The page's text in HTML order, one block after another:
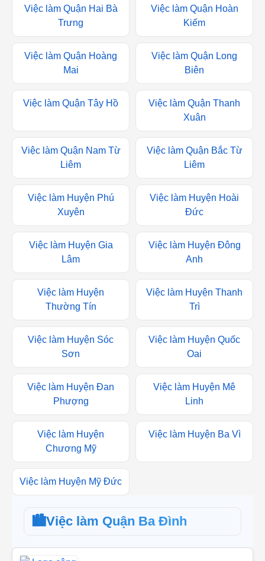
Việc làm Quận Hai Bà
Trưng
Việc làm Quận Hoàn
Kiếm
Việc làm Quận Hoàng
Mai
Việc làm Quận Long
Biên
Việc làm Quận Thanh
Xuân
Việc làm Quận Nam Từ
Liêm
Việc làm Quận Bắc Từ
Liêm
Việc làm Huyện Phú
Xuyên
Việc làm Huyện Hoài
Đức
Việc làm Huyện Gia
Lâm
Việc làm Huyện Đông
Anh
Việc làm Huyện
Thường Tín
Việc làm Huyện Thanh
Trì
Việc làm Huyện Sóc
Sơn
Việc làm Huyện Quốc
Oai
Việc làm Huyện Đan
Phượng
Việc làm Huyện Mê
Linh
Việc làm Huyện
Chương Mỹ
Việc làm Huyện Mỹ Đức
🏙️Việc làm Quận Ba Đình